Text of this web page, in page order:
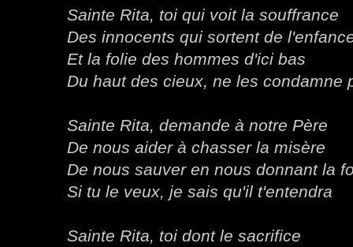
Sainte Rita, toi qui voit la souffrance
Des innocents qui sortent de
Et la folie des hommes d'ici bas
Du haut des cieux, ne les condamne
Sainte Rita, demande à notre Père
De nous aider à chasser la misère
De nous sauver en nous donnant la
Si tu le veux, je sais qu'il t'entendra
Sainte Rita, toi dont le sacrifice